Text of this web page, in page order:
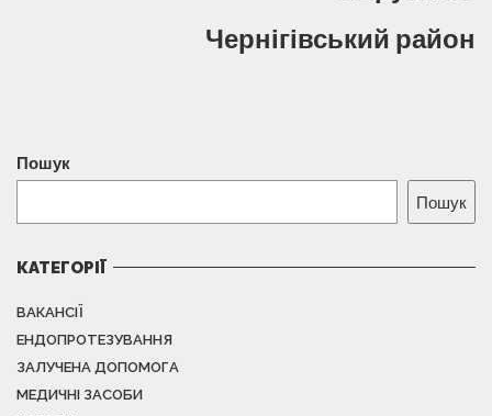
Чернігівський район
Пошук
Пошук
КАТЕГОРІЇ
ВАКАНСІЇ
ЕНДОПРОТЕЗУВАННЯ
ЗАЛУЧЕНА ДОПОМОГА
МЕДИЧНІ ЗАСОБИ